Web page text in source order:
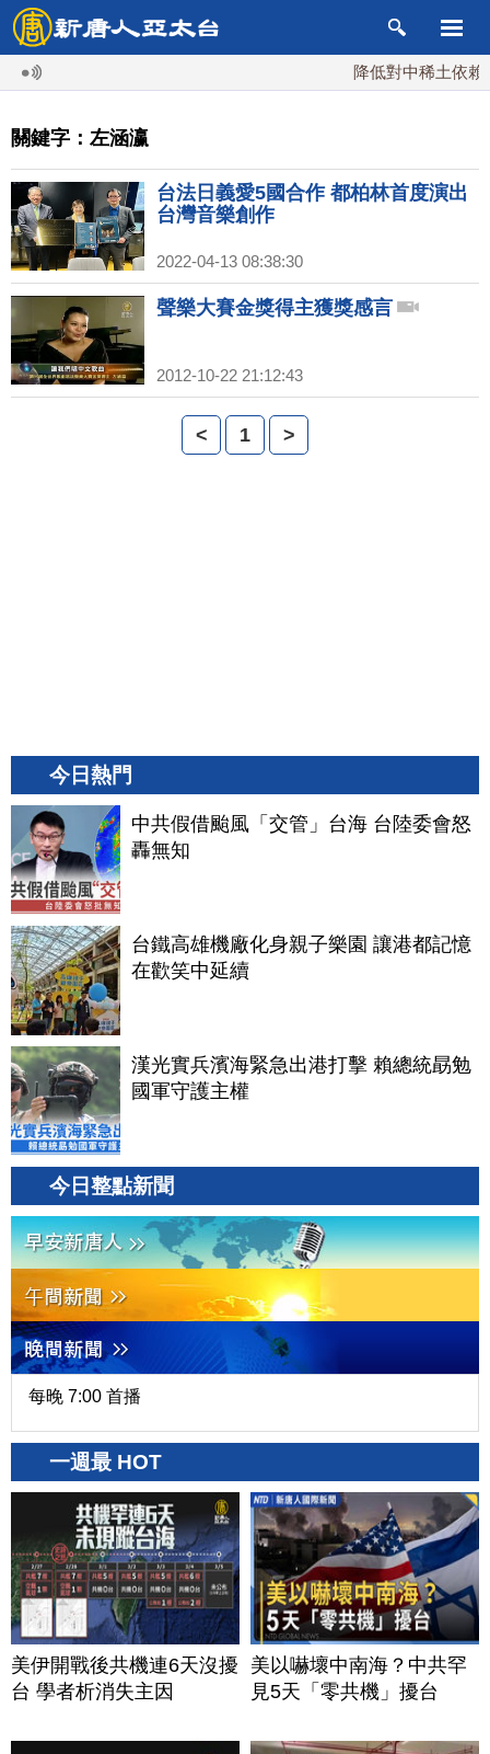
降低對中稀土依賴
關鍵字：左涵瀛
台法日義愛5國合作 都柏林首度演出
台灣音樂創作
2022-04-13 08:38:30
聲樂大賽金獎得主獲獎感言
2012-10-22 21:12:43
< 1 >
今日熱門
中共假借颱風「交管」台海 台陸委會怒
轟無知
台鐵高雄機廠化身親子樂園 讓港都記憶
在歡笑中延續
漢光實兵濱海緊急出港打擊 賴總統勗勉
國軍守護主權
今日整點新聞
每晚 7:00 首播
一週最 HOT
美伊開戰後共機連6天沒擾
台 學者析消失主因
美以嚇壞中南海？中共罕
見5天「零共機」擾台